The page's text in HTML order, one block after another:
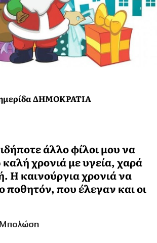
ΔΗΜΟΚΡΑΤΙΑ
άλλο φίλοι μου να
χρονιά με υγεία, χαρά
Η καινούργια χρονιά να
ποθητόν, που έλεγαν και οι